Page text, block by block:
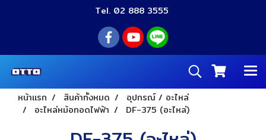
Tel. 02 888 3555
หน้าแรก สินค้าทั้งหมด
อุปกรณ์ / อะไหล่
อะไหล่หม้อทอดไฟฟ้า
DF-375 (อะไหล่)